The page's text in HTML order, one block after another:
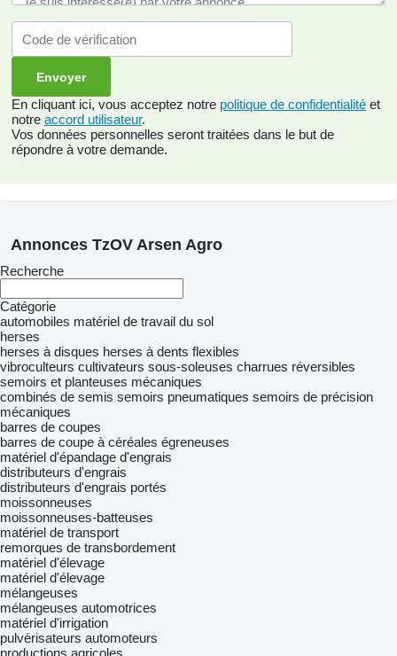
En cliquant ici, vous acceptez notre politique de confidentialité et
notre accord utilisateur.
Vos données personnelles seront traitées dans le but de
répondre à votre demande.
Annonces TzOV Arsen Agro
Recherche
Catégorie
automobiles matériel de travail du sol
herses
herses à disques herses à dents flexibles
vibroculteurs cultivateurs sous-soleuses charrues réversibles
semoirs et planteuses mécaniques
combinés de semis semoirs pneumatiques semoirs de précision
mécaniques
barres de coupes
barres de coupe à céréales égreneuses
matériel d'épandage d'engrais
distributeurs d'engrais
distributeurs d'engrais portés
moissonneuses
moissonneuses-batteuses
matériel de transport
remorques de transbordement
matériel d'élevage
matériel d'élevage
mélangeuses
mélangeuses automotrices
matériel d'irrigation
pulvérisateurs automoteurs
productions agricoles